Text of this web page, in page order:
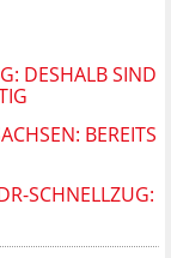
DESHALB SIND
BEREITS
SCHNELLZUG: